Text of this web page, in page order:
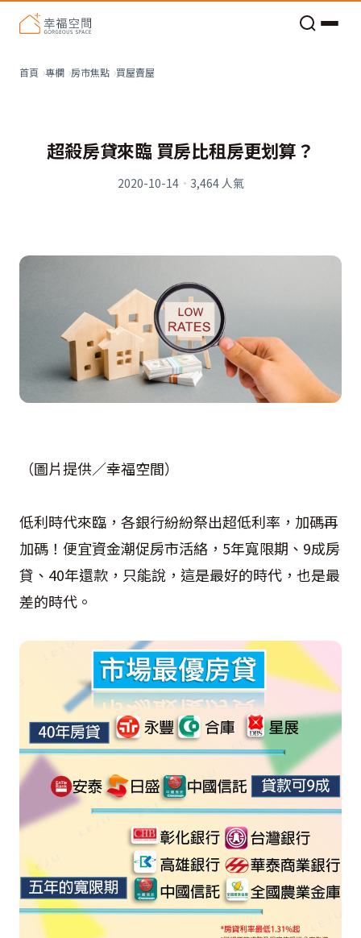
首頁 專欄 房市焦點 買屋賣屋
超殺房貸來臨 買房比租房更划算？
2020-10-14· 3,464人氣
（圖片提供／幸福空間）
低利時代來臨，各銀行紛紛祭出超低利率，加碼再
加碼！便宜資金潮促房市活絡，5年寬限期、9成房
貸、40年還款，只能說，這是最好的時代，也是最
差的時代。